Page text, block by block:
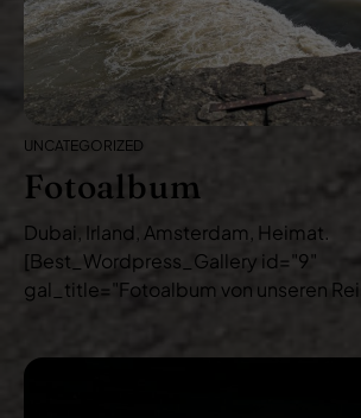
UNCATEGORIZED
Fotoalbum
Dubai, Irland, Amsterdam, Heimat.
[Best_Wordpress_Gallery id="9"
gal_title="Fotoalbum von unseren